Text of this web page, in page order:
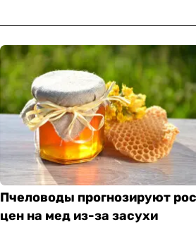
Пчеловоды прогнозируют
цен на мед из-за засухи